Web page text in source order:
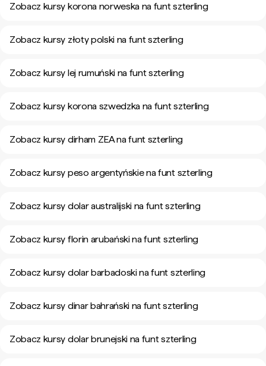
Zobacz kursy korona norweska na funt szterling
Zobacz kursy złoty polski na funt szterling
Zobacz kursy lej rumuński na funt szterling
Zobacz kursy korona szwedzka na funt szterling
Zobacz kursy dirham ZEA na funt szterling
Zobacz kursy peso argentyńskie na funt szterling
Zobacz kursy dolar australijski na funt szterling
Zobacz kursy florin arubański na funt szterling
Zobacz kursy dolar barbadoski na funt szterling
Zobacz kursy dinar bahrański na funt szterling
Zobacz kursy dolar brunejski na funt szterling